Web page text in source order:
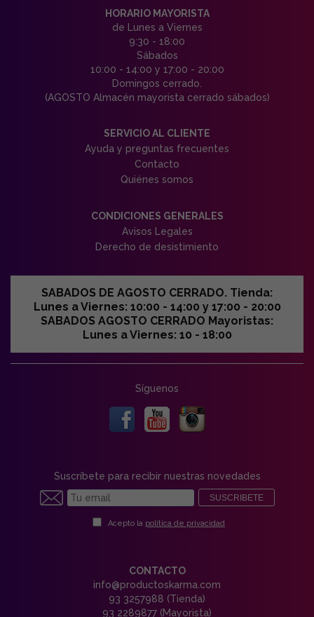
HORARIO MAYORISTA
de Lunes a Viernes
9:30 - 18:00
Sábados
10:00 - 14:00 y 17:00 - 20:00
Domingos cerrado.
(AGOSTO Almacén mayorista cerrado sábados)
SERVICIO AL CLIENTE
Ayuda y preguntas frecuentes
Contacto
Quiénes somos
CONDICIONES GENERALES
Avisos Legales
Derecho de desistimiento
SABADOS DE AGOSTO CERRADO. Tienda:
Lunes a Viernes: 10:00 - 14:00 y 17:00 - 20:00
SABADOS AGOSTO CERRADO Mayoristas:
Lunes a Viernes: 10 - 18:00
Síguenos
Suscríbete para recibir nuestras novedades
SUSCRIBETE
Acepto la política de privacidad
CONTACTO
info@productoskarma.com
93 3257988 (Tienda)
93 2289877 (Mayorista)